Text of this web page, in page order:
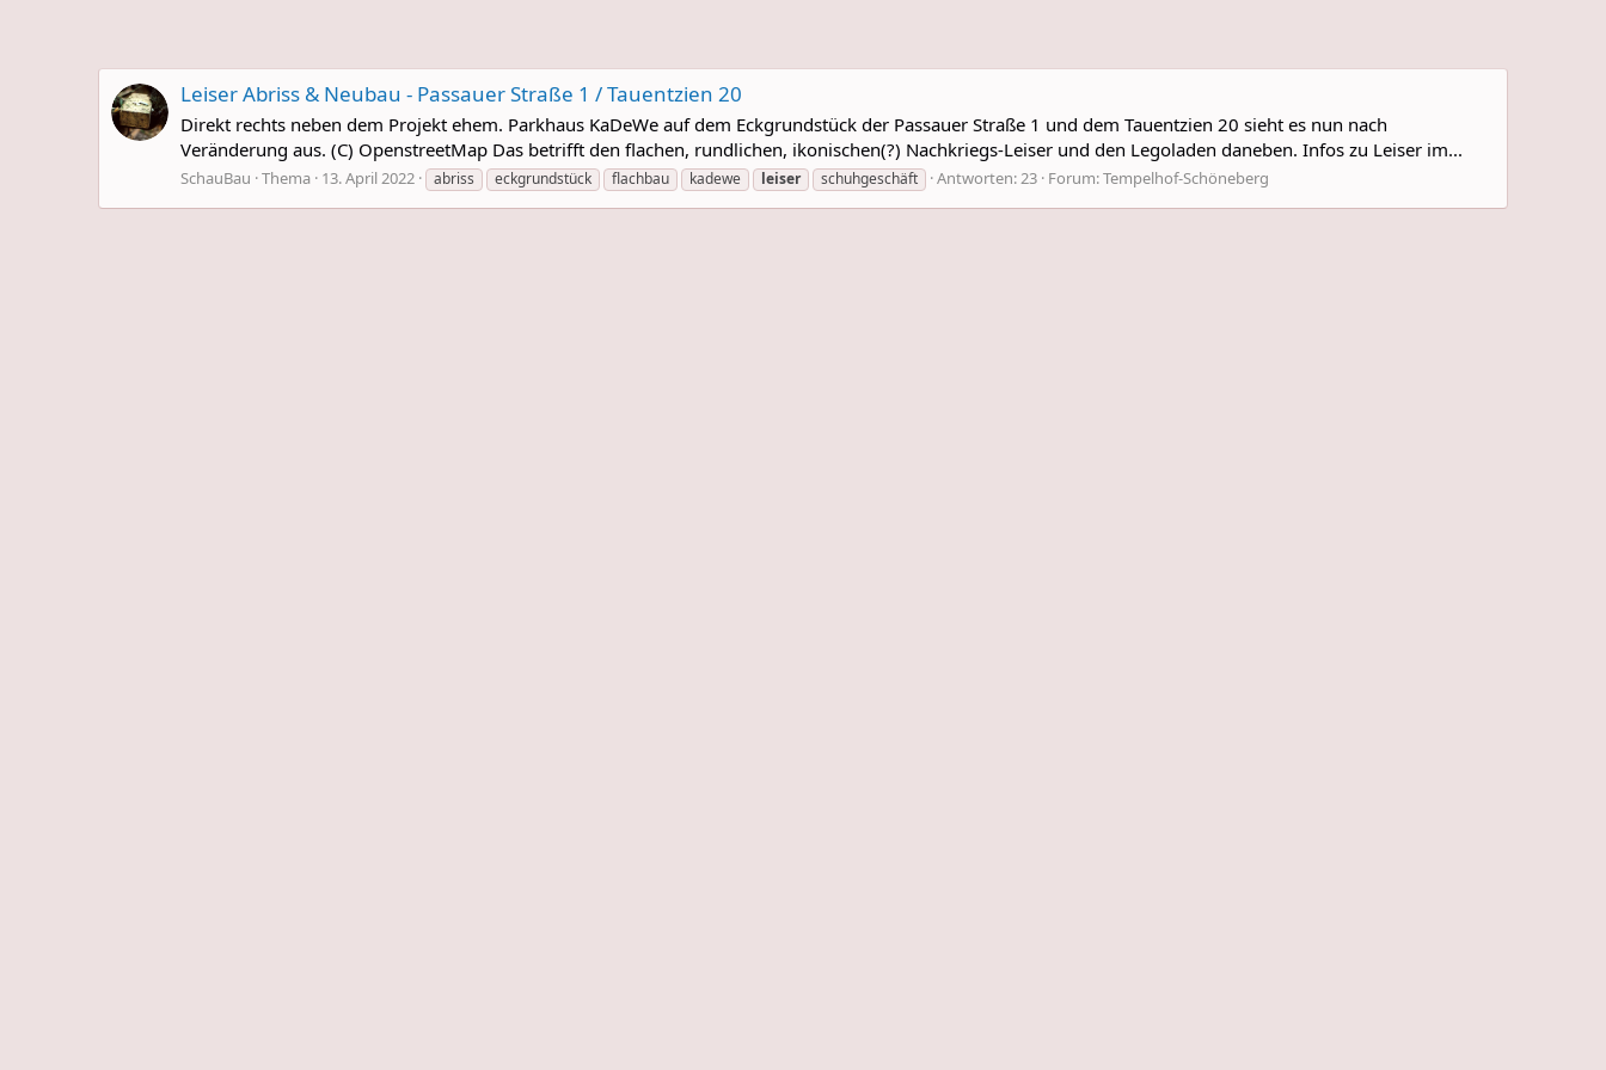
Leiser Abriss & Neubau - Passauer Straße 1 / Tauentzien 20
Direkt rechts neben dem Projekt ehem. Parkhaus KaDeWe auf dem Eckgrundstück der Passauer Straße 1 und dem Tauentzien 20 sieht es nun nach
Veränderung aus. (C) OpenstreetMap Das betrifft den flachen, rundlichen, ikonischen(?) Nachkriegs-Leiser und den Legoladen daneben. Infos zu Leiser im...
SchauBau Thema 13. April 2022 abriss eckgrundstück flachbau kadewe leiser schuhgeschäft Antworten: 23 Forum:Tempelhof-Schöneberg